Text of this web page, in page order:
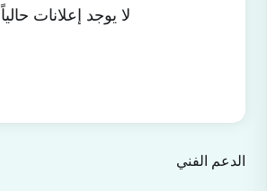
الدعم الفني
لا يوجد إعلانات حالياً